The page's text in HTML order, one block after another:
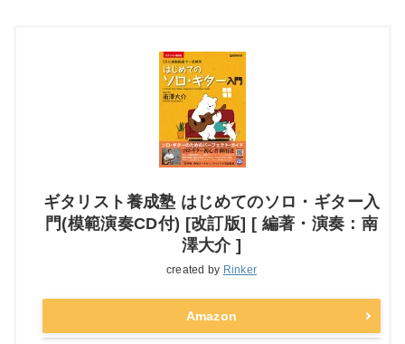
ギタリスト養成塾 はじめてのソロ・ギター入
門(模範演奏CD付) [改訂版] [ 編著・演奏：南
澤大介 ]
created by Rinker
Amazon